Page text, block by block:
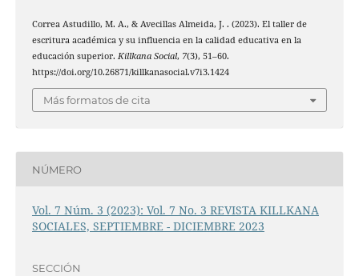
Correa Astudillo, M. A., & Avecillas Almeida, J. . (2023). El taller de
escritura académica y su influencia en la calidad educativa en la
educación superior. Killkana Social, 7(3), 51–60.
https://doi.org/10.26871/killkanasocial.v7i3.1424
Más formatos de cita
NÚMERO
Vol. 7 Núm. 3 (2023): Vol. 7 No. 3 REVISTA KILLKANA
SOCIALES, SEPTIEMBRE - DICIEMBRE 2023
SECCIÓN